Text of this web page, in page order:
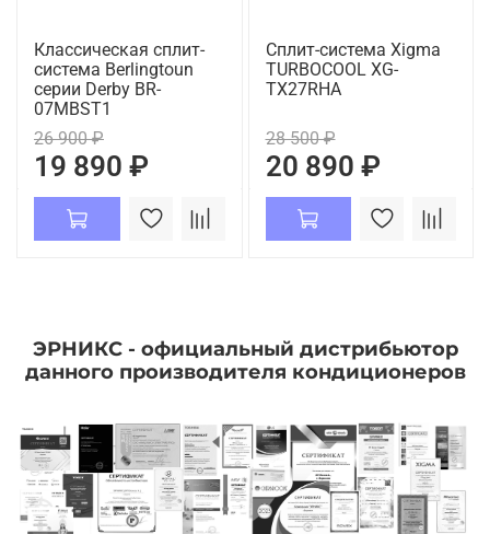
Классическая сплит-
система Berlingtoun
серии Derby BR-
07MBST1
26 900 ₽
19 890 ₽
Сплит-система Xigma
TURBOCOOL XG-
TX27RHA
28 500 ₽
20 890 ₽
ЭРНИКС - официальный дистрибьютор
данного производителя кондиционеров